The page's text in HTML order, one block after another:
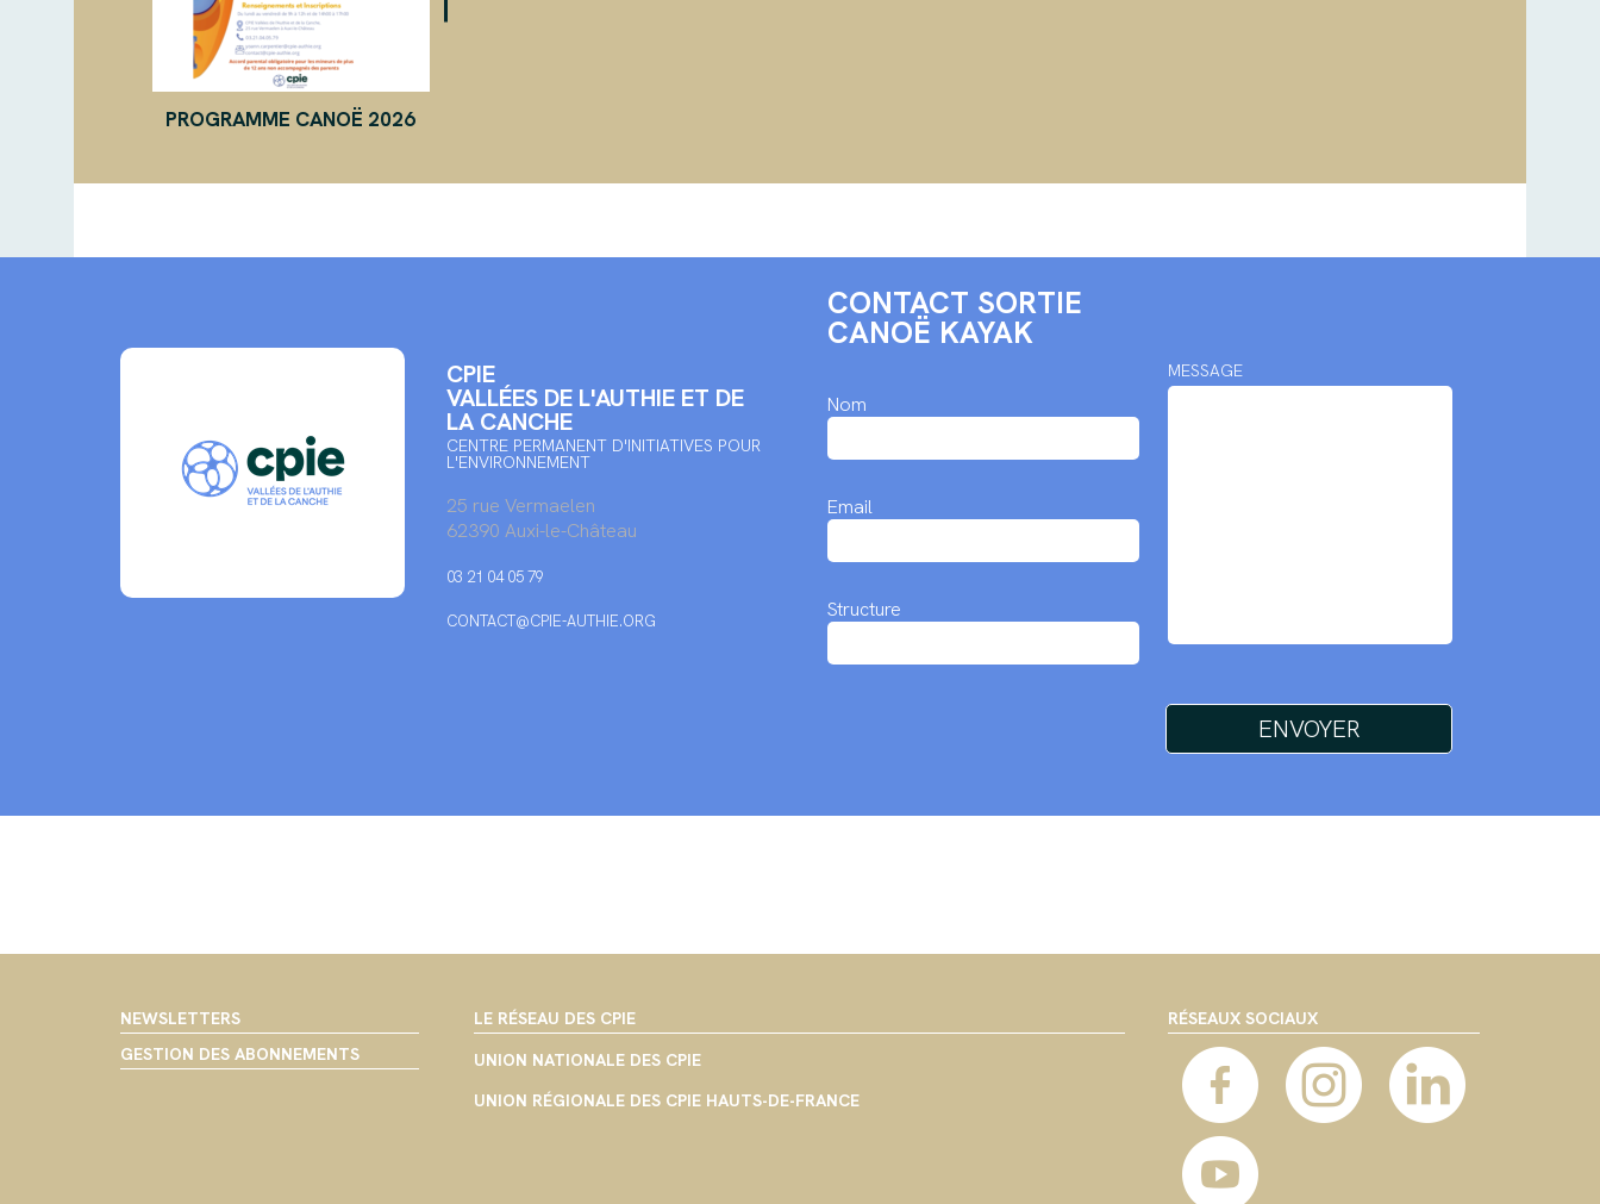
PROGRAMME CANOË 2026
CPIE
VALLÉES DE L'AUTHIE ET DE
LA CANCHE
CENTRE PERMANENT D'INITIATIVES POUR
L'ENVIRONNEMENT
25 rue Vermaelen
62390 Auxi-le-Château
03 21 04 05 79
CONTACT@CPIE-AUTHIE.ORG
CONTACT SORTIE
CANOË KAYAK
Nom
Email
Structure
MESSAGE
NEWSLETTERS
GESTION DES ABONNEMENTS
LE RÉSEAU DES CPIE
UNION NATIONALE DES CPIE
UNION RÉGIONALE DES CPIE HAUTS-DE-FRANCE
RÉSEAUX SOCIAUX